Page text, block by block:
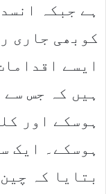
ہے جبکہ
کوبھی جاری
ایسے
ہیں کہ جس
ہوسکے اور
ہوسکے۔ ایک
بتایا کہ